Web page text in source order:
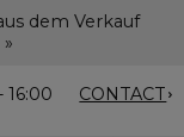
dem Verkauf
16:00 CONTACT